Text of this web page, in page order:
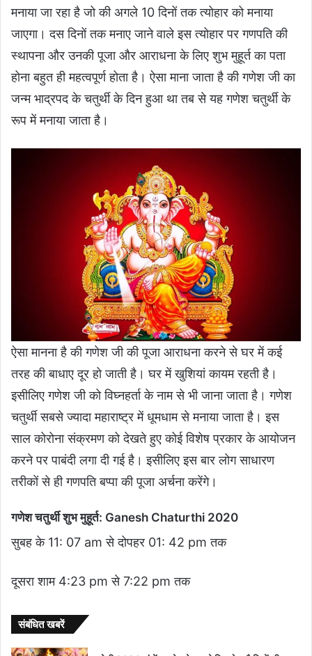
मनाया जा रहा है जो की अगले 10 दिनों तक त्योहार को मनाया
जाएगा। दस दिनों तक मनाए जाने वाले इस त्योहार पर गणपति की
स्थापना और उनकी पूजा और आराधना के लिए शुभ मुहूर्त का पता
होना बहुत ही महत्वपूर्ण होता है। ऐसा माना जाता है की गणेश जी का
जन्म भाद्रपद के चतुर्थी के दिन हुआ था तब से यह गणेश चतुर्थी के
रूप में मनाया जाता है।
ऐसा मानना है की गणेश जी की पूजा आराधना करने से घर में कई
तरह की बाधाए दूर हो जाती है। घर में खुशियां कायम रहती है।
इसीलिए गणेश जी को विघ्नहर्ता के नाम से भी जाना जाता है। गणेश
चतुर्थी सबसे ज्यादा महाराष्ट्र में धूमधाम से मनाया जाता है। इस
साल कोरोना संक्रमण को देखते हुए कोई विशेष प्रकार के आयोजन
करने पर पाबंदी लगा दी गई है। इसीलिए इस बार लोग साधारण
तरीकों से ही गणपति बप्पा की पूजा अर्चना करेंगे।
गणेश चतुर्थी शुभ मुहूर्त: Ganesh Chaturthi 2020
सुबह के 11: 07 am से दोपहर 01: 42 pm तक
दूसरा शाम 4:23 pm से 7:22 pm तक
संबंधित खबरें